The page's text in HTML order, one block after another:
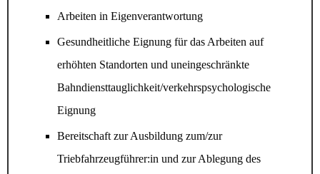
Arbeiten in Eigenverantwortung
Gesundheitliche Eignung für das Arbeiten auf
erhöhten Standorten und uneingeschränkte
Bahndiensttauglichkeit/verkehrspsychologische
Eignung
Bereitschaft zur Ausbildung zum/zur
Triebfahrzeugführer:in und zur Ablegung des